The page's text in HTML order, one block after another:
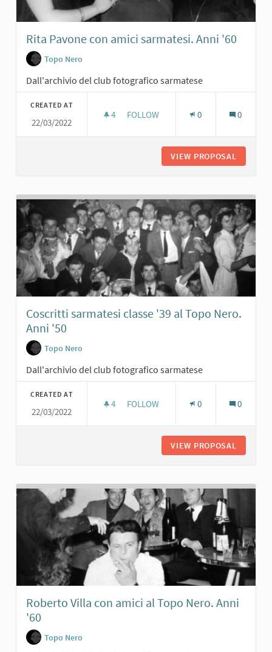
Rita Pavone con amici sarmatesi. Anni '60
Topo Nero
Dall'archivio del club fotografico sarmatese
CREATED AT
22/03/2022
4 4 FOLLOWERS
FOLLOW 0 0
VIEW PROPOSAL
Coscritti sarmatesi classe '39 al Topo Nero.
Anni '50
Topo Nero
Dall'archivio del club fotografico sarmatese
CREATED AT
22/03/2022
4 4 FOLLOWERS
FOLLOW 0 0
VIEW PROPOSAL
Roberto Villa con amici al Topo Nero. Anni
'60
Topo Nero